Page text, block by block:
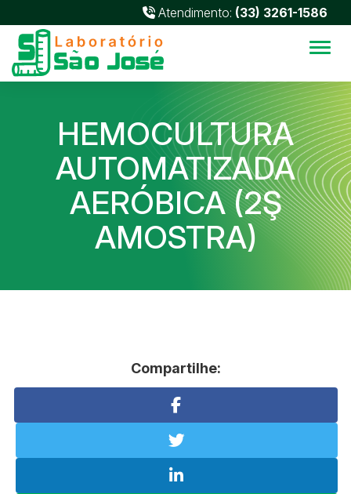
Atendimento: (33) 3261-1586
HEMOCULTURA
AUTOMATIZADA
AERÓBICA (2Ş
AMOSTRA)
Compartilhe: